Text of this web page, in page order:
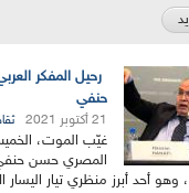
رحيل المفكر
حنفي
21 أكتوبر 2021
غيّب الموت،
المصري حسن
عامًا، وهو أحد أبرز منظري تيار